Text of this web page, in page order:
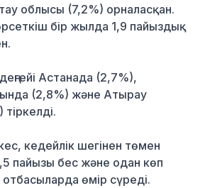
облысы (7,2%) орналасқан.
бір жылда 1,9 пайыздық
Астанада (2,7%),
(2,8%) және Атырау
кедейлік шегінен төмен
пайызы бес және одан көп
өмір сүреді.